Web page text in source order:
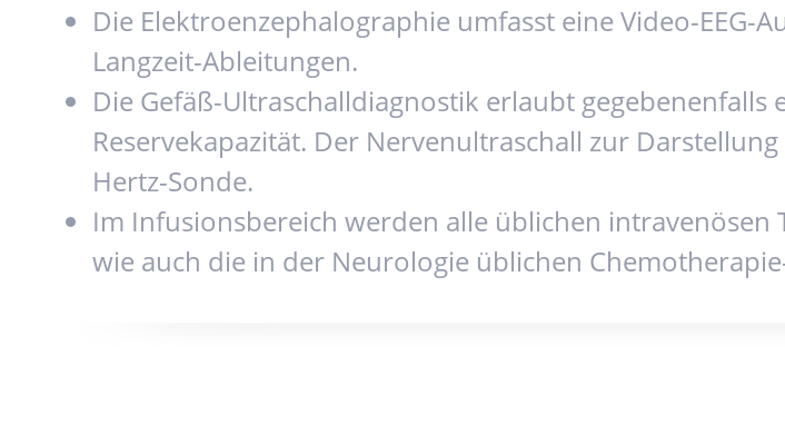
Die Elektroenzephalographie umfasst eine Video-
Langzeit-Ableitungen.
Die Gefäß-Ultraschalldiagnostik erlaubt
Reservekapazität. Der Nervenultraschall zur
Hertz-Sonde.
Im Infusionsbereich werden alle üblichen
wie auch die in der Neurologie üblichen